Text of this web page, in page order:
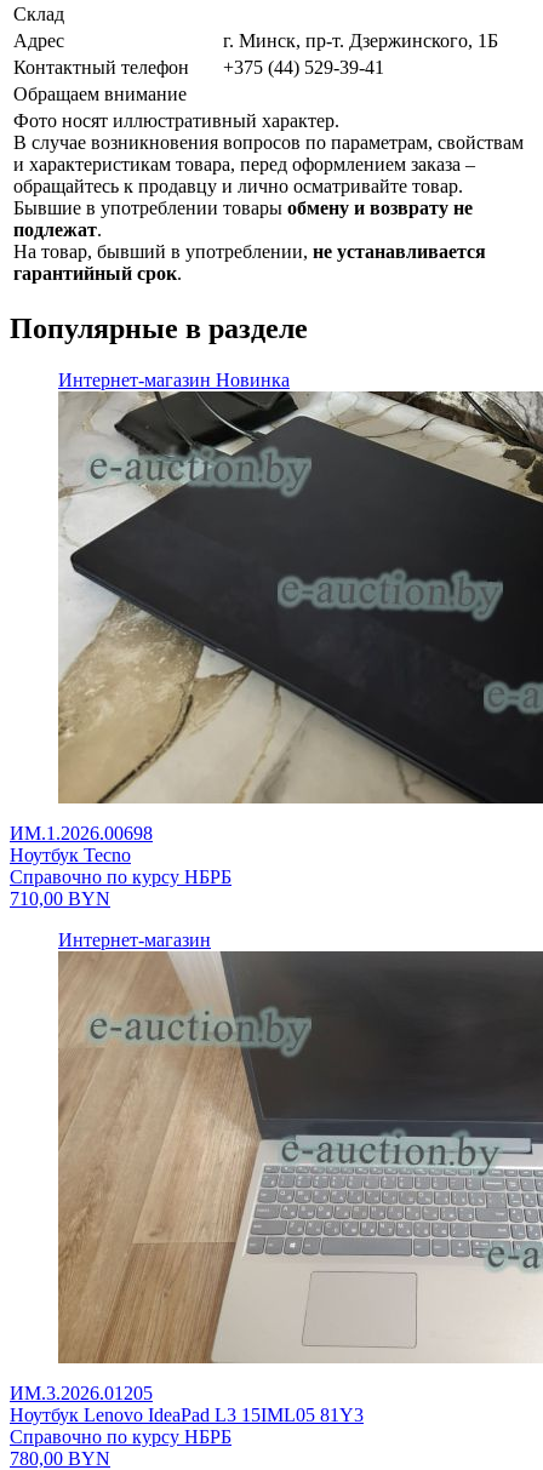
Склад
Адрес
г. Минск, пр-т. Дзержинского, 1Б
Контактный телефон
+375 (44) 529-39-41
Обращаем внимание
Фото носят иллюстративный характер.
В случае возникновения вопросов по параметрам, свойствам
и характеристикам товара, перед оформлением заказа –
обращайтесь к продавцу и лично осматривайте товар.
Бывшие в употреблении товары обмену и возврату не
подлежат.
На товар, бывший в употреблении, не устанавливается
гарантийный срок.
Популярные в разделе
Интернет-магазин Новинка
ИМ.1.2026.00698
Ноутбук Tecno
Справочно по курсу НБРБ
710,00 BYN
Интернет-магазин
ИМ.3.2026.01205
Ноутбук Lenovo IdeaPad L3 15IML05 81Y3
Справочно по курсу НБРБ
780,00 BYN